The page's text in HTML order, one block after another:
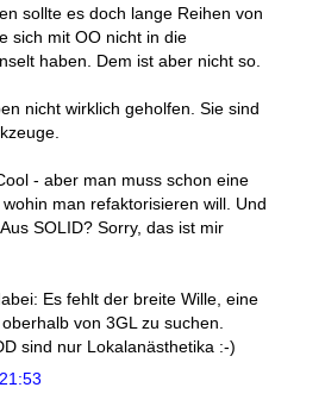
sollte es doch lange Reihen von
sich mit OO nicht in die
haben. Dem ist aber nicht so.
nicht wirklich geholfen. Sie sind
- aber man muss schon eine
man refaktorisieren will. Und
SOLID? Sorry, das ist mir
Es fehlt der breite Wille, eine
von 3GL zu suchen.
sind nur Lokalanästhetika :-)